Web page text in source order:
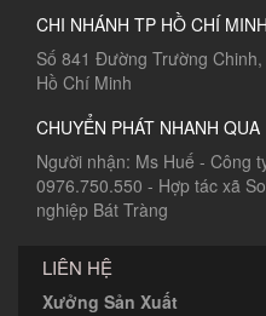
CHI NHÁNH TP HỒ CHÍ MINH
Số 841 Đường Trường Chinh,
Hồ Chí Minh
CHUYỂN PHÁT NHANH QUA
Người nhận: Ms Huế - Công
0976.750.550 - Hợp tác xã
nghiệp Bát Tràng
LIÊN HỆ
Xưởng Sản Xuất